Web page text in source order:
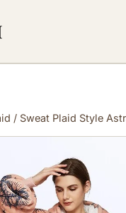
/ Sweat Plaid Style